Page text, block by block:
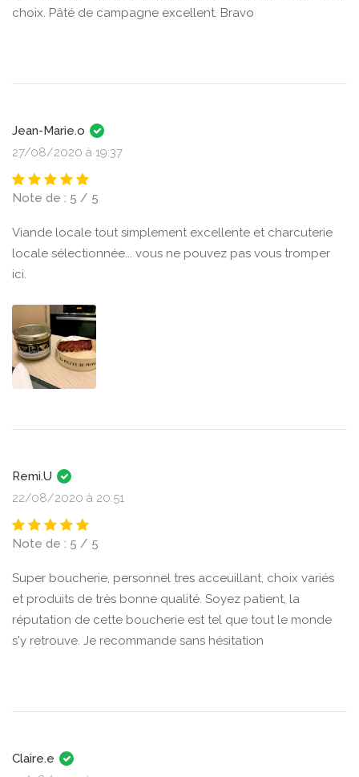
choix. Pâté de campagne excellent. Bravo
Jean-Marie.o
27/08/2020 à 19:37
Note de : 5 / 5
Viande locale tout simplement excellente et charcuterie
locale sélectionnée... vous ne pouvez pas vous tromper
ici.
Remi.U
22/08/2020 à 20:51
Note de : 5 / 5
Super boucherie, personnel tres acceuillant, choix variés
et produits de très bonne qualité. Soyez patient, la
réputation de cette boucherie est tel que tout le monde
s'y retrouve. Je recommande sans hésitation
Claire.e